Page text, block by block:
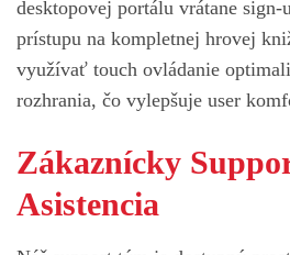
desktopovej portálu vrátane
prístupu na kompletnej hrovej
využívať touch ovládanie
rozhrania, čo vylepšuje user
Zákaznícky
Asistencia